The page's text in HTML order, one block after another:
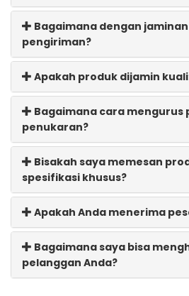
Bagaimana dengan
pengiriman?
Apakah produk dijamin
Bagaimana cara mengurus
penukaran?
Bisakah saya memesan
spesifikasi khusus?
Apakah Anda menerima
Bagaimana saya bisa
pelanggan Anda?